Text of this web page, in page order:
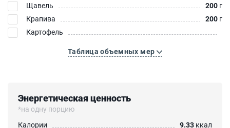
Щавель
200 г
Крапива
200 г
Картофель
Таблица объемных мер
Энергетическая ценность
*на одну порцию
Калории
9.33 ккал